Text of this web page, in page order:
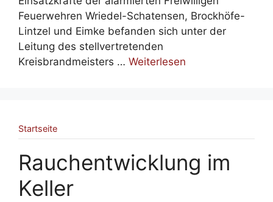
Feuerwehren Wriedel-Schatensen, Brockhöfe-
Lintzel und Eimke befanden sich unter der
Leitung des stellvertretenden
Kreisbrandmeisters … Weiterlesen
Startseite
Rauchentwicklung im
Keller